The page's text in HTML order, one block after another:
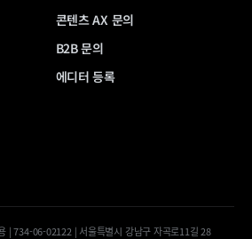
콘텐츠 AX 문의
B2B 문의
에디터 등록
| 734-06-02122 | 서울특별시 강남구 자곡로11길 28